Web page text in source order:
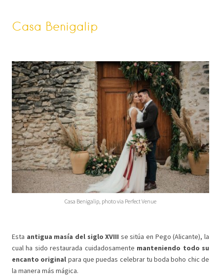
Casa Benigalip
Casa Benigalip, photo via Perfect Venue
Esta antigua masía del siglo XVIII se sitúa en Pego (Alicante), la
cual ha sido restaurada cuidadosamente manteniendo todo su
encanto original para que puedas celebrar tu boda boho chic de
la manera más mágica.